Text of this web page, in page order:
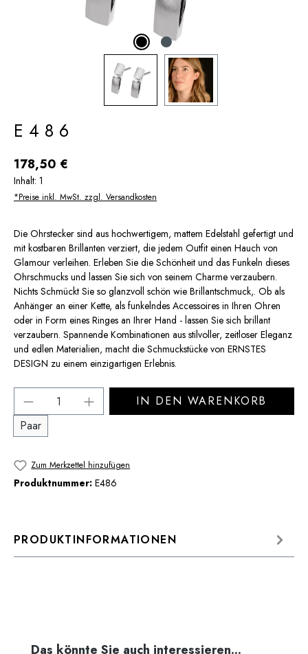
E486
Regulärer Preis:
178,50 €
Inhalt: 1
*Preise inkl. MwSt. zzgl. Versandkosten
Die Ohrstecker sind aus hochwertigem, mattem Edelstahl gefertigt und
mit kostbaren Brillanten verziert, die jedem Outfit einen Hauch von
Glamour verleihen. Erleben Sie die Schönheit und das Funkeln dieses
Ohrschmucks und lassen Sie sich von seinem Charme verzaubern.
Nichts Schmückt Sie so glanzvoll schön wie Brillantschmuck,. Ob als
Anhänger an einer Kette, als funkelndes Accessoires in Ihren Ohren
oder in Form eines Ringes an Ihrer Hand - lassen Sie sich brillant
verzaubern. Spannende Kombinationen aus stilvoller, zeitloser Eleganz
und edlen Materialien, macht die Schmuckstücke von ERNSTES
DESIGN zu einem einzigartigen Erlebnis.
Produkt Anzahl: Gib den gewünschten
Paar
IN DEN WARENKORB
Zum Merkzettel hinzufügen
Produktnummer: E486
PRODUKTINFORMATIONEN
Produktgalerie überspringen
Das könnte Sie auch interessieren...